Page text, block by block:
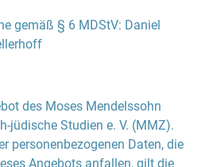
gemäß § 6 MDStV: Daniel
des Moses Mendelssohn
jüdische Studien e. V. (MMZ).
personenbezogenen Daten, die
Angebots anfallen, gilt die